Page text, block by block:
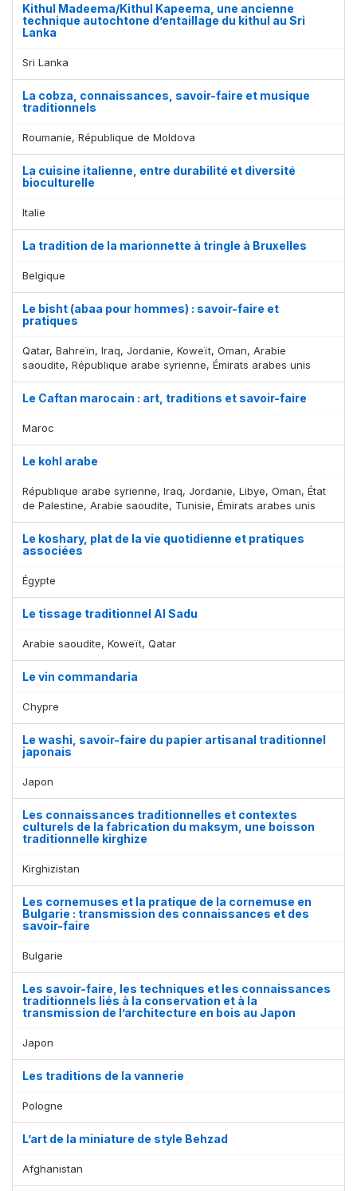
Kithul Madeema/Kithul Kapeema, une ancienne
technique autochtone d’entaillage du kithul au Sri
Lanka
Sri Lanka
La cobza, connaissances, savoir-faire et musique
traditionnels
Roumanie, République de Moldova
La cuisine italienne, entre durabilité et diversité
bioculturelle
Italie
La tradition de la marionnette à tringle à Bruxelles
Belgique
Le bisht (abaa pour hommes) : savoir-faire et
pratiques
Qatar, Bahreïn, Iraq, Jordanie, Koweït, Oman, Arabie
saoudite, République arabe syrienne, Émirats arabes unis
Le Caftan marocain : art, traditions et savoir-faire
Maroc
Le kohl arabe
République arabe syrienne, Iraq, Jordanie, Libye, Oman, État
de Palestine, Arabie saoudite, Tunisie, Émirats arabes unis
Le koshary, plat de la vie quotidienne et pratiques
associées
Égypte
Le tissage traditionnel Al Sadu
Arabie saoudite, Koweït, Qatar
Le vin commandaria
Chypre
Le washi, savoir-faire du papier artisanal traditionnel
japonais
Japon
Les connaissances traditionnelles et contextes
culturels de la fabrication du maksym, une boisson
traditionnelle kirghize
Kirghizistan
Les cornemuses et la pratique de la cornemuse en
Bulgarie : transmission des connaissances et des
savoir-faire
Bulgarie
Les savoir-faire, les techniques et les connaissances
traditionnels liés à la conservation et à la
transmission de l’architecture en bois au Japon
Japon
Les traditions de la vannerie
Pologne
L’art de la miniature de style Behzad
Afghanistan